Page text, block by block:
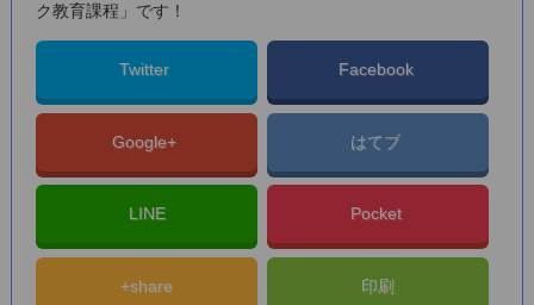
ク教育課程」です！
Twitter Facebook
Google+ はてブ
LINE Pocket
+share 印刷